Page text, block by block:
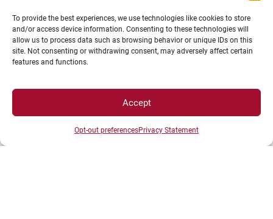
To provide the best experiences, we use technologies like cookies to store
and/or access device information. Consenting to these technologies will
allow us to process data such as browsing behavior or unique IDs on this
site. Not consenting or withdrawing consent, may adversely affect certain
features and functions.
Accept
Opt-out preferencesPrivacy Statement
Plan d’accès des campus
Mentions légales